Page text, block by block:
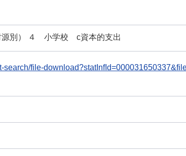
別） ４ 小学校 c資本的支出
search/file-